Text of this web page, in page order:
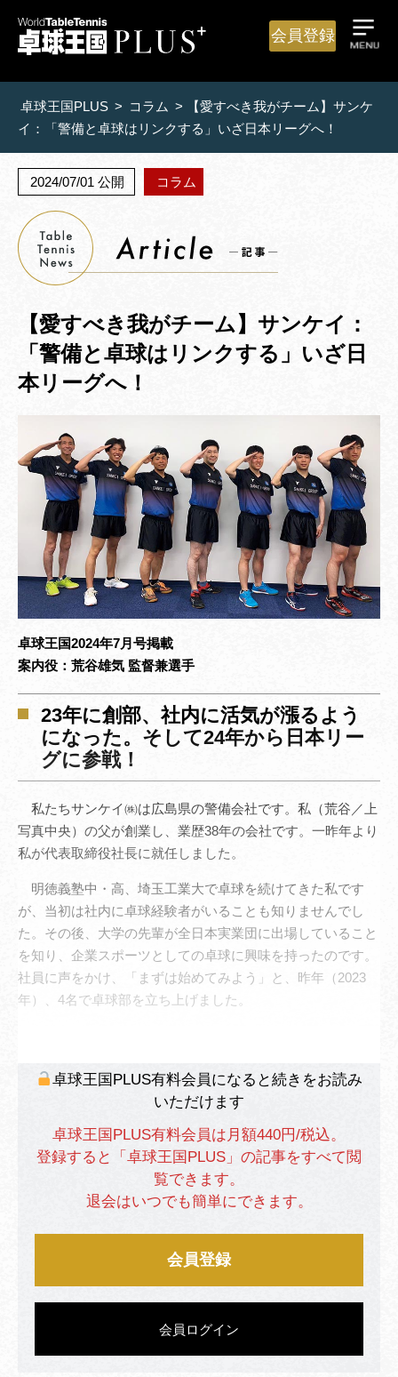
会員登録
卓球王国PLUS > コラム >
【愛すべき我がチーム】サンケ
イ：「警備と卓球はリンクする」いざ日本リーグへ！
2024/07/01 公開 コラム
【愛すべき我がチーム】サンケイ：
「警備と卓球はリンクする」いざ日
本リーグへ！
卓球王国2024年7月号掲載
案内役：荒谷雄気 監督兼選手
23年に創部、社内に活気が漲るよう
になった。そして24年から日本リー
グに参戦！
私たちサンケイ㈱は広島県の警備会社です。私（荒谷／上
写真中央）の父が創業し、業歴38年の会社です。一昨年より
私が代表取締役社長に就任しました。
明徳義塾中・高、埼玉工業大で卓球を続けてきた私です
が、当初は社内に卓球経験者がいることも知りませんでし
た。その後、大学の先輩が全日本実業団に出場していること
を知り、企業スポーツとしての卓球に興味を持ったのです。
社員に声をかけ、「まずは始めてみよう」と、昨年（2023
年）、4名で卓球部を立ち上げました。
卓球王国PLUS有料会員になると続きをお読み
いただけます
卓球王国PLUS有料会員は月額440円/税込。
登録すると「卓球王国PLUS」の記事をすべて閲
覧できます。
退会はいつでも簡単にできます。
会員登録
会員ログイン